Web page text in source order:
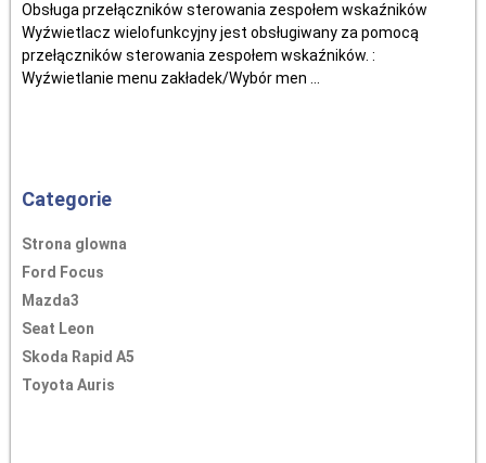
Obsługa przełączników sterowania zespołem wskaźników
Wyźwietlacz wielofunkcyjny jest obsługiwany za pomocą
przełączników sterowania zespołem wskaźników. :
Wyźwietlanie menu zakładek/Wybór men ...
Categorie
Strona glowna
Ford Focus
Mazda3
Seat Leon
Skoda Rapid A5
Toyota Auris